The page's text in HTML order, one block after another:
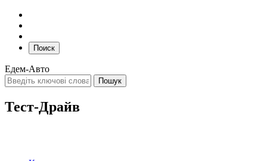
Поиск
Едем-Авто
Тест-Драйв